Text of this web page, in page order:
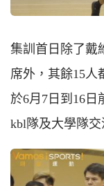
集訓首日除了戴
席外，其餘15人
於6月7日到16
kbl隊及大學隊交